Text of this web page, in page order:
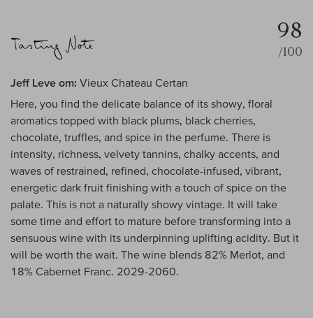
98
/100
Jeff Leve om: Vieux Chateau Certan
Here, you find the delicate balance of its showy, floral
aromatics topped with black plums, black cherries,
chocolate, truffles, and spice in the perfume. There is
intensity, richness, velvety tannins, chalky accents, and
waves of restrained, refined, chocolate-infused, vibrant,
energetic dark fruit finishing with a touch of spice on the
palate. This is not a naturally showy vintage. It will take
some time and effort to mature before transforming into a
sensuous wine with its underpinning uplifting acidity. But it
will be worth the wait. The wine blends 82% Merlot, and
18% Cabernet Franc. 2029-2060.